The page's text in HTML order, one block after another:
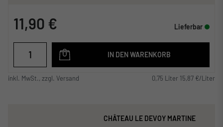
11,90 € Lieferbar
IN DEN WARENKORB
inkl. MwSt., zzgl. Versand 0,75 Liter 15,87 €/Liter
CHÂTEAU LE DEVOY MARTINE